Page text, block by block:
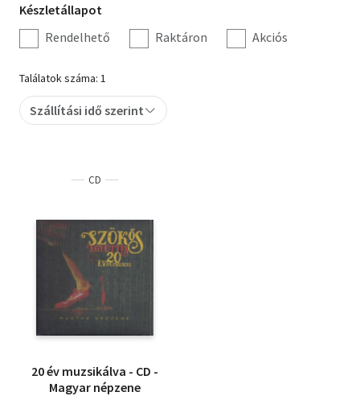
Hobbi, szabadidő
Irodalom
Művészet
Szakkönyv
Tankönyv, segédkönyv
Társadalomtudomány
Természettudomány
Történelem
Készletállapot
szűrés
Készletállapot
Rendelhető
Raktáron Akciós
Találatok száma: 1
Szállítási idő szerint
CD
20 év muzsikálva - CD -
Magyar népzene